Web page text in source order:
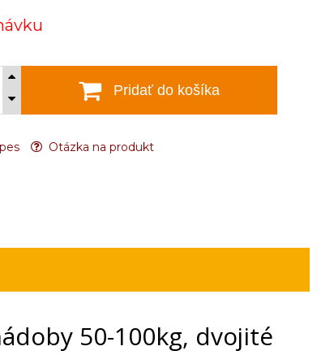
Pridať do košíka
Otázka na produkt
50-100kg, dvojité